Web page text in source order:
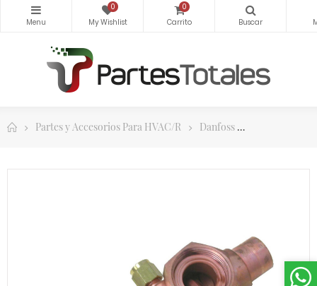
0 0
Partes y Accesorios Para HVAC/R Danfoss